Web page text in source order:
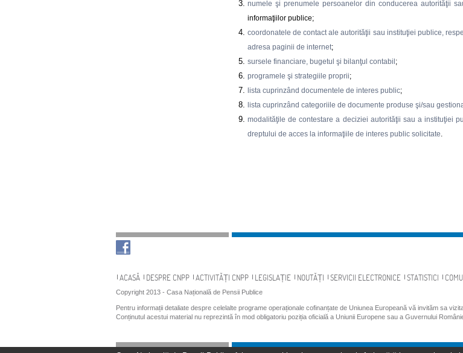
numele şi prenumele persoanelor din conducerea autorităţii
informaţiilor publice;
coordonatele de contact ale autorităţii sau instituţiei publice,
adresa paginii de internet;
sursele financiare, bugetul şi bilanţul contabil;
programele şi strategiile proprii;
lista cuprinzând documentele de interes public;
lista cuprinzând categoriile de documente produse şi/sau
modalităţile de contestare a deciziei autorităţii sau a instituţiei
dreptului de acces la informaţiile de interes public solicitate
Navigare
ACASĂ DESPRE CNPP ACTIVITĂȚI CNPP LEGISLAȚIE NOUTĂȚI SERVICII ELECTRONICE STATISTICI
Copyright 2013 - Casa Națională de Pensii Publice
Pentru informații detaliate despre celelalte programe operaționale cofinanțate de Uniunea Europeană vă invităm sa
Conținutul acestui material nu reprezintă în mod obligatoriu poziția oficială a Uniunii Europene sau a Guvernului